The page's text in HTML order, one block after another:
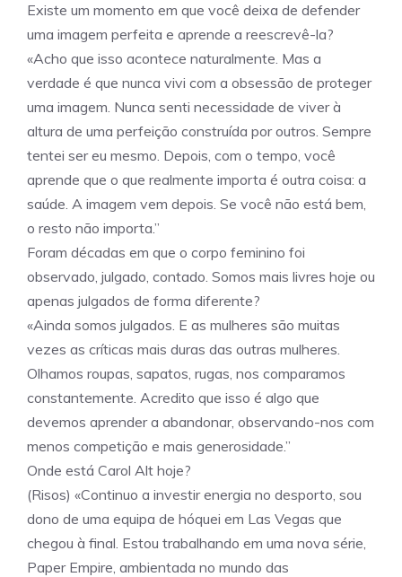
Existe um momento em que você deixa de defender
uma imagem perfeita e aprende a reescrevê-la?
«Acho que isso acontece naturalmente. Mas a
verdade é que nunca vivi com a obsessão de proteger
uma imagem. Nunca senti necessidade de viver à
altura de uma perfeição construída por outros. Sempre
tentei ser eu mesmo. Depois, com o tempo, você
aprende que o que realmente importa é outra coisa: a
saúde. A imagem vem depois. Se você não está bem,
o resto não importa.”
Foram décadas em que o corpo feminino foi
observado, julgado, contado. Somos mais livres hoje ou
apenas julgados de forma diferente?
«Ainda somos julgados. E as mulheres são muitas
vezes as críticas mais duras das outras mulheres.
Olhamos roupas, sapatos, rugas, nos comparamos
constantemente. Acredito que isso é algo que
devemos aprender a abandonar, observando-nos com
menos competição e mais generosidade.”
Onde está Carol Alt hoje?
(Risos) «Continuo a investir energia no desporto, sou
dono de uma equipa de hóquei em Las Vegas que
chegou à final. Estou trabalhando em uma nova série,
Paper Empire, ambientada no mundo das